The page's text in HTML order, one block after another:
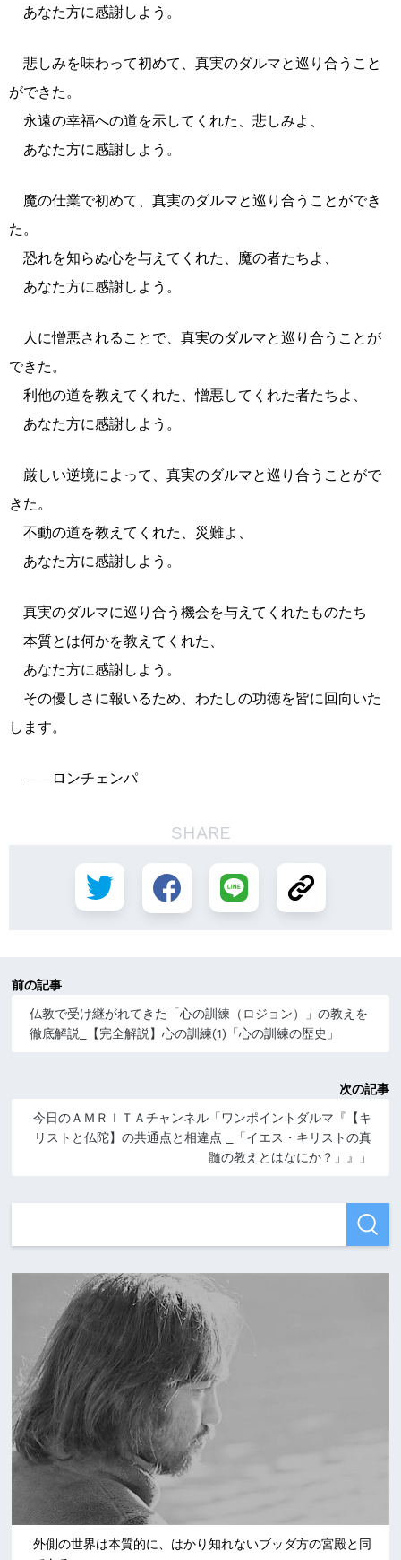
あなた方に感謝しよう。
悲しみを味わって初めて、真実のダルマと巡り合うこと
ができた。
永遠の幸福への道を示してくれた、悲しみよ、
あなた方に感謝しよう。
魔の仕業で初めて、真実のダルマと巡り合うことができ
た。
恐れを知らぬ心を与えてくれた、魔の者たちよ、
あなた方に感謝しよう。
人に憎悪されることで、真実のダルマと巡り合うことが
できた。
利他の道を教えてくれた、憎悪してくれた者たちよ、
あなた方に感謝しよう。
厳しい逆境によって、真実のダルマと巡り合うことがで
きた。
不動の道を教えてくれた、災難よ、
あなた方に感謝しよう。
真実のダルマに巡り合う機会を与えてくれたものたち
本質とは何かを教えてくれた、
あなた方に感謝しよう。
その優しさに報いるため、わたしの功徳を皆に回向いた
します。
――ロンチェンパ
SHARE
前の記事
仏教で受け継がれてきた「心の訓練（ロジョン）」の教えを
徹底解説_【完全解説】心の訓練(1)「心の訓練の歴史」
次の記事
今日のＡＭＲＩＴＡチャンネル「ワンポイントダルマ『【キ
リストと仏陀】の共通点と相違点 _「イエス・キリストの真
髄の教えとはなにか？」』」
外側の世界は本質的に、はかり知れないブッダ方の宮殿と同